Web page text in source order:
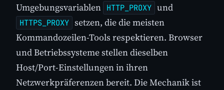
Umgebungsvariablen HTTP_PROXY und
HTTPS_PROXY setzen, die die meisten
Kommandozeilen-Tools respektieren. Browser
und Betriebssysteme stellen dieselben
Host/Port-Einstellungen in ihren
Netzwerkpräferenzen bereit. Die Mechanik ist